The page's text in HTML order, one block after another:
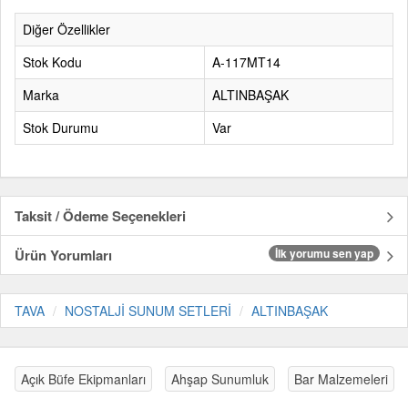
Diğer Özellikler
Stok Kodu
A-117MT14
Marka
ALTINBAŞAK
Stok Durumu
Var
Taksit / Ödeme Seçenekleri
Ürün Yorumları
İlk yorumu sen yap
TAVA NOSTALJİ SUNUM SETLERİ ALTINBAŞAK
Açık Büfe Ekipmanları Ahşap Sunumluk Bar Malzemeleri